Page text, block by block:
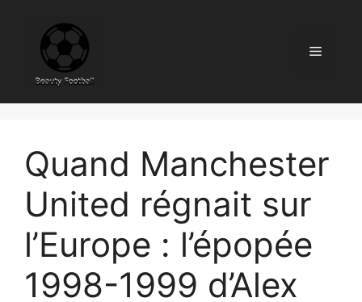
content
Menu
Quand Manchester
United régnait sur
l’Europe : l’épopée
1998-1999 d’Alex